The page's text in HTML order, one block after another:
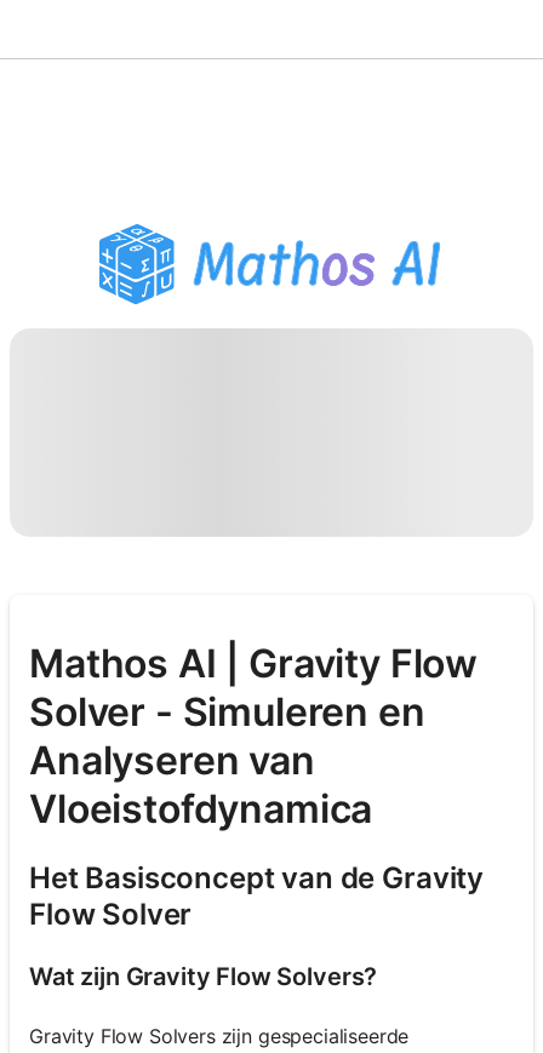
PDF Huiswerk Helper
Studietools
Mathos AI | Gravity Flow
Solver - Simuleren en
Analyseren van
Vloeistofdynamica
Het Basisconcept van de Gravity
Flow Solver
Wat zijn Gravity Flow Solvers?
Gravity Flow Solvers zijn gespecialiseerde